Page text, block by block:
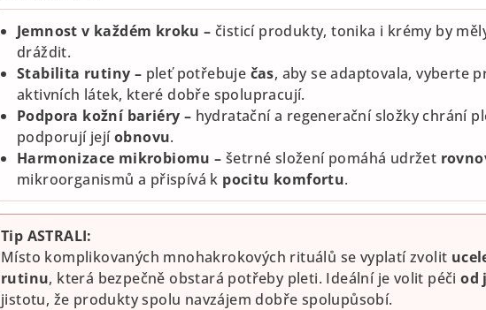
Jemnost v každém kroku – čisticí produkty, tonika i krémy by
dráždit.
Stabilita rutiny – pleť potřebuje čas, aby se adaptovala, vyberte
aktivních látek, které dobře spolupracují.
Podpora kožní bariéry – hydratační a regenerační složky chrání
podporují jejíobnovu.
Harmonizace mikrobiomu – šetrné složení pomáhá udržet
mikroorganismů a přispívá k pocitu komfortu.
Tip ASTRALI:
Místo komplikovaných mnohakrokových rituálů se vyplatí zvolit
rutinu, která bezpečně obstará potřeby pleti. Ideální je volit péčiod
jistotu, že produkty spolu navzájem dobře spolupůsobí.